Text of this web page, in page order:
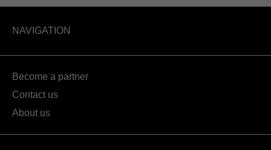
NAVIGATION
Become a partner
Contact us
About us